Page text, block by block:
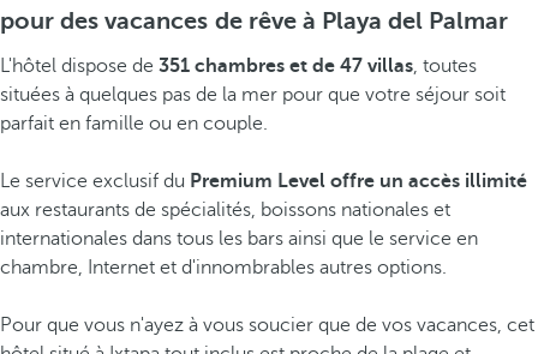
pour des vacances de rêve à Playa del Palmar
L'hôtel dispose de 351 chambres et de 47 villas , toutes
situées à quelques pas de la mer pour que votre séjour soit
parfait en famille ou en couple.
Le service exclusif du Premium Level offre un accès illimité
aux restaurants de spécialités, boissons nationales et
internationales dans tous les bars ainsi que le service en
chambre, Internet et d'innombrables autres options.
Pour que vous n'ayez à vous soucier que de vos vacances, cet